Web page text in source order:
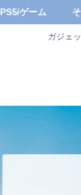
ガジェ
PS5/ゲーム